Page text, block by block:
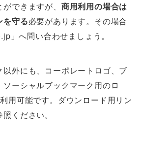
できますが、 商用利用の場合は
を守る必要があります。その場合
」へ問い合わせましょう。
以外にも、コーポレートロゴ、ブ
ソーシャルブックマーク用のロ
用可能です。ダウンロード用リン
ください。